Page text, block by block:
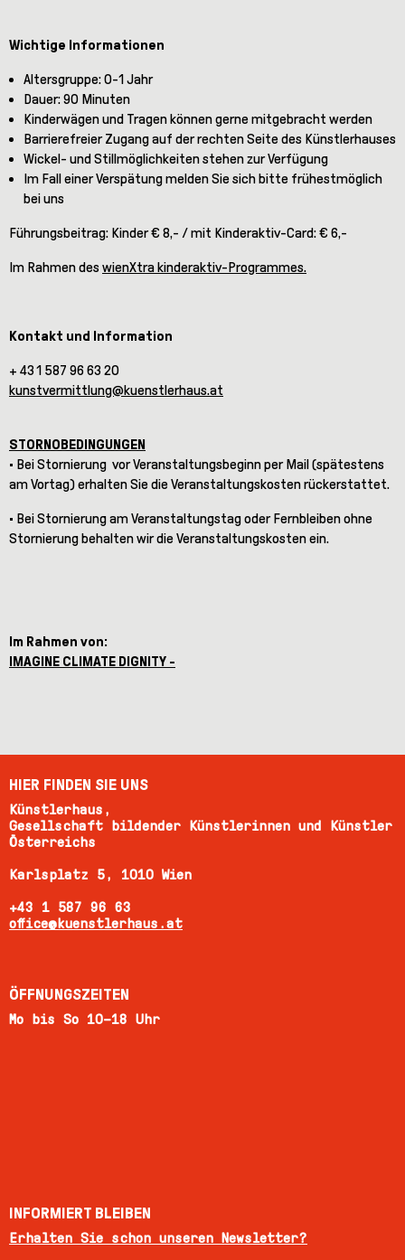
Wichtige Informationen
Altersgruppe: 0-1 Jahr
Dauer: 90 Minuten
Kinderwägen und Tragen können gerne mitgebracht werden
Barrierefreier Zugang auf der rechten Seite des Künstlerhauses
Wickel- und Stillmöglichkeiten stehen zur Verfügung
Im Fall einer Verspätung melden Sie sich bitte frühestmöglich
bei uns
Führungsbeitrag: Kinder € 8,- / mit Kinderaktiv-Card: € 6,-
Im Rahmen des wienXtra kinderaktiv-Programmes.
Kontakt und Information
+ 43 1 587 96 63 20
kunstvermittlung@kuenstlerhaus.at
STORNOBEDINGUNGEN
• Bei Stornierung vor Veranstaltungsbeginn per Mail (spätestens
am Vortag) erhalten Sie die Veranstaltungskosten rückerstattet.
• Bei Stornierung am Veranstaltungstag oder Fernbleiben ohne
Stornierung behalten wir die Veranstaltungskosten ein.
Im Rahmen von:
IMAGINE CLIMATE DIGNITY -
HIER FINDEN SIE UNS
Künstlerhaus,
Gesellschaft bildender Künstlerinnen und Künstler
Österreichs
Karlsplatz 5, 1010 Wien
+43 1 587 96 63
office@kuenstlerhaus.at
ÖFFNUNGSZEITEN
Mo bis So 10–18 Uhr
INFORMIERT BLEIBEN
Erhalten Sie schon unseren Newsletter?